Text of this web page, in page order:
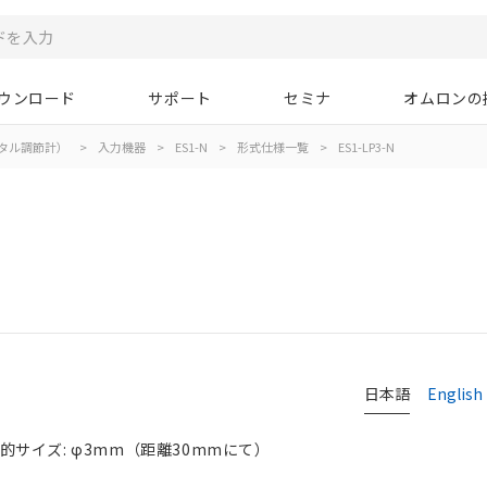
ンロード サポート セミナ オムロン
調節計） > 入力機器 > ES1-N > 形式仕様一覧 > ES1-LP3-N
日本語 English
サイズ: φ3mm（距離30mmにて）